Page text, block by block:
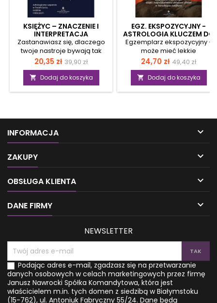
KSIĘŻYC – ZNACZENIE I
INTERPRETACJA
Zastanawiasz się, dlaczego
twoje nastroje bywają tak
zmienne, a w relacjach z
bliskimi wciąż napotykasz na
te same, niewidzialne
blokady? Czujesz, że twoimi
uczuciami i poczuciem
trudno ci zapanować?
Odpowiedź zapisana jest w
gwiazdach, a dokładniej –
ciebie horoskop księżycowy.
za emocje, opiekuńczość,
marzycielskość i ukryte
potężną energię, by
wreszcie...
Cena
20,35 zł Cena
podstawowa
39,90 zł
 Dodaj do koszyka
EGZ. EKSPOZYCYJNY -
ASTROLOGIA KLUCZEM DO
POPRAWY TWOJEGO ŻYCIA
Egzemplarz ekspozycyjny -
może mieć lekkie
uszkodzenia (np.
zarysowanie, otarcie okładki,
zagięty róg, ślad po cenie),
ale merytorycznie jest
pełnowartościowy. Dzięki
urodzeniowego poznasz
swoje emocje i ich źródła.
wnikliwiej na samego siebie i
sposób zyskasz umiejętność
wykorzystywania go na
Cena
24,70 zł Cena
49,40 zł
 Dodaj do koszyka
INFORMACJA 
ZAKUPY 
OBSŁUGA KLIENTA 
DANE FIRMY 
NEWSLETTER
Podając adres e-mail, zgadzasz się na przetwarzanie
danych osobowych w celach marketingowych przez firmę
Janusz Nawrocki Spółka Komandytowa, która jest
właścicielem m.in. tych domen z siedzibą w Białymstoku
(15-762), ul. Antoniuk Fabryczny 55/24. Dane będą